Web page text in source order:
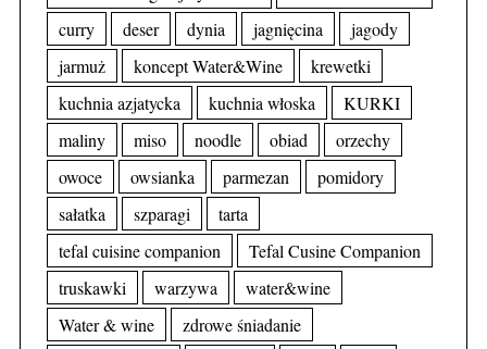
curry
deser dynia jagnięcina
jagody
jarmuż
koncept Water&Wine
krewetki
kuchnia azjatycka
kuchnia włoska
KURKI
maliny
miso noodle obiad
orzechy
owoce
owsianka parmezan
pomidory
sałatka
szparagi
tarta
tefal cuisine companion
Tefal Cusine Companion
truskawki
warzywa
water&wine
Water & wine
zdrowe śniadanie